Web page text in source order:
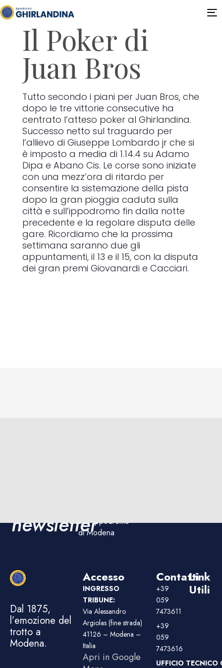
Il Poker di
Juan Bros
Tutto secondo i piani per Juan Bros, che
dopo le tre vittorie consecutive ha
centrato l’atteso poker al Ghirlandina.
Successo netto sul traguardo per
l’allievo di Giuseppe Lombardo jr che si
è imposto a media di 1.14.4 su Adamo
Dipa e Abano Cis. Le corse sono iniziate
con una mezz’ora di ritardo per
consentire la sistemazione della pista
dopo la gran pioggia caduta sulla
città e sull’ippodromo fin dalla notte
precedente e la regolare disputa delle
gare. Ricordiamo che la prossima
settimana saranno due gli
appuntamenti, il 13 e il 15, con la disputa
dei gran premi Giovanardi e Cacciari.
newsletterdell'Ippodromo
di Modena
Dal 1875,
l’emozione del
trotto a
Modena.
Accesso
INGRESSO
TRIBUNE:
Via Alessandro
Argiolas (fine strada)
41126 – Modena –
Italia
Apri in Google
Contatti
+39
059
7473611
+39
059
7473616
UFFICIO TECNICO
Link
Utili